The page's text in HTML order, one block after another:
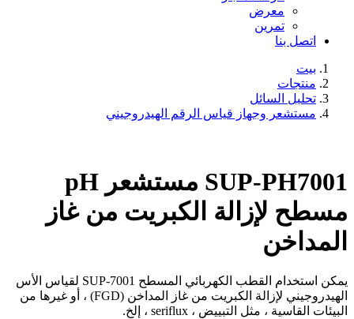
معرض
تمرين
اتصل بنا
بيت
منتجات
تحليل السائل
مستشعر وجهاز قياس الرقم الهيدروجيني
SUP-PH7001 مستشعر pH
مسطح لإزالة الكبريت من غاز
المداخن
يمكن استخدام القطب الكهربائي المسطح SUP-7001 لقياس الأس
الهيدروجيني لإزالة الكبريت من غاز المداخن (FGD) ، أو غيرها من
البيئات القاسية ، مثل التبييض ، seriflux ، إلخ.